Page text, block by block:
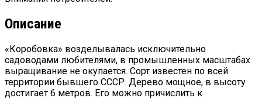
Описание
«Коробовка» возделывалась исключительно
садоводами любителями, в промышленных масштабах
выращивание не окупается. Сорт известен по всей
территории бывшего СССР. Дерево мощное, в высоту
достигает 6 метров. Его можно причислить к